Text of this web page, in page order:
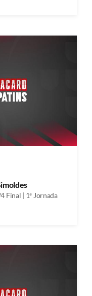
Final | 1ª Jornada